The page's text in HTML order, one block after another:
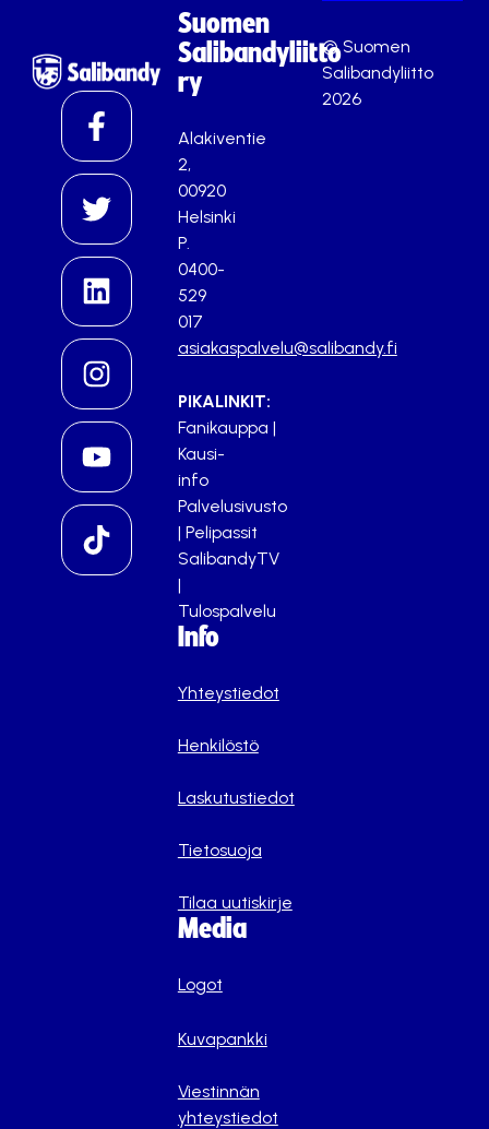
Suomen
Salibandyliitto
ry
Alakiventie
2,
00920
Helsinki
P.
0400-
529
017
asiakaspalvelu@salibandy.fi
PIKALINKIT:
Fanikauppa |
Kausi-
info
Palvelusivusto
| Pelipassit
SalibandyTV
|
Tulospalvelu
Info
Yhteystiedot
Henkilöstö
Laskutustiedot
Tietosuoja
Tilaa uutiskirje
Media
Logot
Kuvapankki
Viestinnän
yhteystiedot
© Suomen
Salibandyliitto
2026